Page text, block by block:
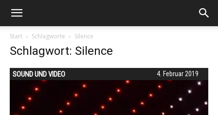
Start Schlagworte Silence
Schlagwort: Silence
4. Februar 2019
SOUND UND VIDEO